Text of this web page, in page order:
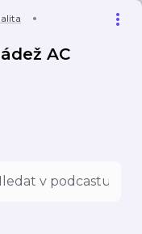
AC